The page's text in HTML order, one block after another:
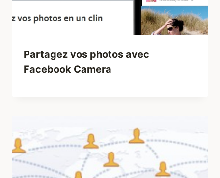
Partagez vos photos avec
Facebook Camera